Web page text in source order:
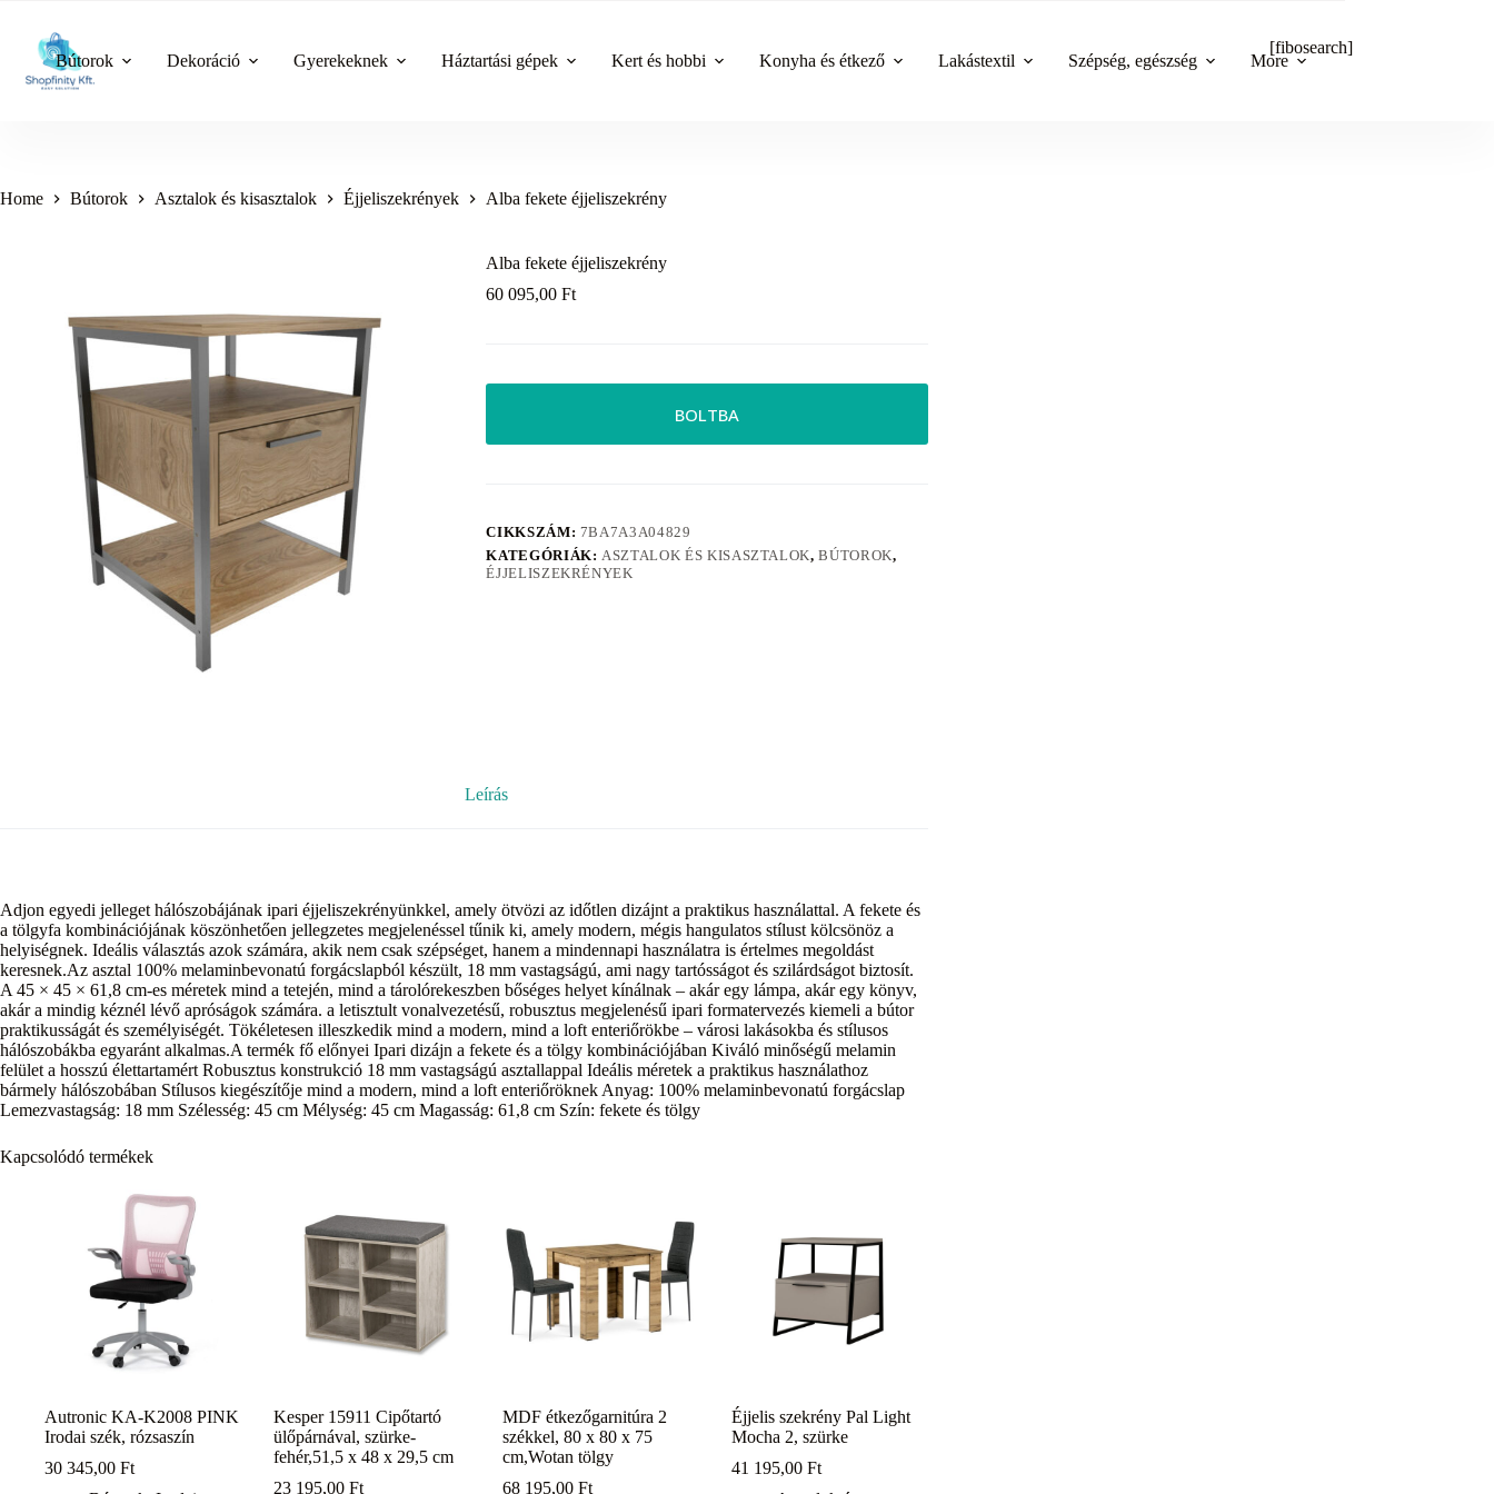
content
Bútorok Dekoráció Gyerekeknek Háztartási gépek Kert és hobbi Konyha és étkező Lakástextil Szépség, egészség More
[fibosearch]
Home Bútorok Asztalok és kisasztalok Éjjeliszekrények Alba fekete éjjeliszekrény
Alba fekete éjjeliszekrény
60 095,00Ft
BOLTBA
CIKKSZÁM: 7BA7A3A04829
KATEGÓRIÁK:ASZTALOK ÉS KISASZTALOK,BÚTOROK,
ÉJJELISZEKRÉNYEK
Leírás
Adjon egyedi jelleget hálószobájának ipari éjjeliszekrényünkkel, amely ötvözi az időtlen dizájnt a praktikus használattal. A fekete és
a tölgyfa kombinációjának köszönhetően jellegzetes megjelenéssel tűnik ki, amely modern, mégis hangulatos stílust kölcsönöz a
helyiségnek. Ideális választás azok számára, akik nem csak szépséget, hanem a mindennapi használatra is értelmes megoldást
keresnek.Az asztal 100% melaminbevonatú forgácslapból készült, 18 mm vastagságú, ami nagy tartósságot és szilárdságot biztosít.
A 45 × 45 × 61,8 cm-es méretek mind a tetején, mind a tárolórekeszben bőséges helyet kínálnak – akár egy lámpa, akár egy könyv,
akár a mindig kéznél lévő apróságok számára. a letisztult vonalvezetésű, robusztus megjelenésű ipari formatervezés kiemeli a bútor
praktikusságát és személyiségét. Tökéletesen illeszkedik mind a modern, mind a loft enteriőrökbe – városi lakásokba és stílusos
hálószobákba egyaránt alkalmas.A termék fő előnyei Ipari dizájn a fekete és a tölgy kombinációjában Kiváló minőségű melamin
felület a hosszú élettartamért Robusztus konstrukció 18 mm vastagságú asztallappal Ideális méretek a praktikus használathoz
bármely hálószobában Stílusos kiegészítője mind a modern, mind a loft enteriőröknek Anyag: 100% melaminbevonatú forgácslap
Lemezvastagság: 18 mm Szélesség: 45 cm Mélység: 45 cm Magasság: 61,8 cm Szín: fekete és tölgy
Kapcsolódó termékek
Autronic KA-K2008 PINK
Irodai szék, rózsaszín
30 345,00 Ft
Kesper 15911 Cipőtartó
ülőpárnával, szürke-
fehér,51,5 x 48 x 29,5 cm
23 195,00Ft
MDF étkezőgarnitúra 2
székkel, 80 x 80 x 75
cm,Wotan tölgy
68 195,00Ft
Éjjelis szekrény Pal Light
Mocha 2, szürke
41 195,00Ft